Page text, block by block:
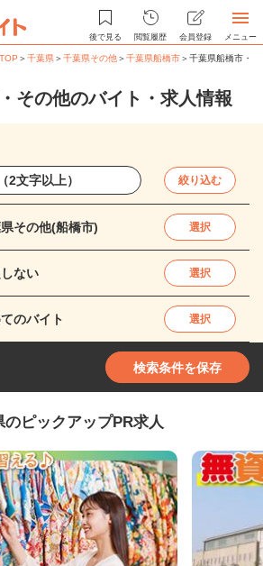
後で見る 閲覧履歴 会員登録 メニュー
＞千葉県＞千葉県その他＞千葉県船橋市＞千葉県船橋市・
その他のバイト・求人情報
絞り込む
その他(船橋市) 選択
ない 選択
のバイト 選択
検索条件を保存
のピックアップPR求人